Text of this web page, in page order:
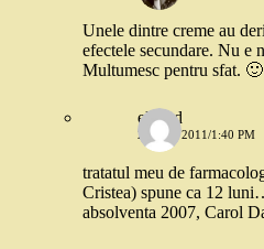
Unele dintre creme au
efectele secundare. Nu e
Multumesc pentru sfat. 🙂
elenad
24 MAI 2011/1:40 PM
tratatul meu de
Cristea) spune ca 12
absolventa 2007, Carol